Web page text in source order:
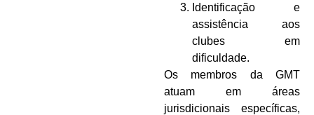
Identificação e
assistência aos
clubes em
dificuldade.
Os membros da GMT
atuam em áreas
jurisdicionais específicas,